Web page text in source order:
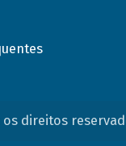
os direitos